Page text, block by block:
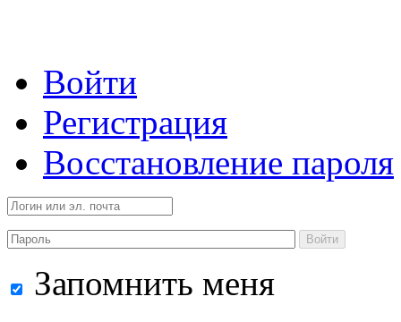
Войти
Регистрация
Восстановление пароля
Войти
Запомнить меня